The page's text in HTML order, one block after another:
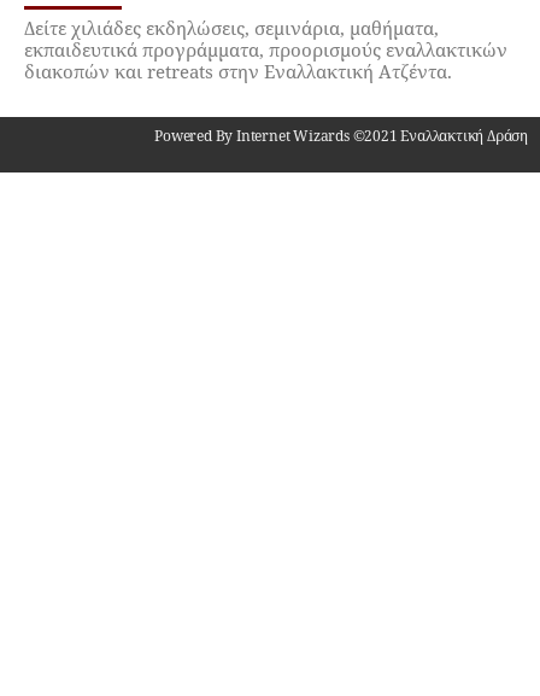
Δείτε χιλιάδες εκδηλώσεις, σεμινάρια, μαθήματα,
εκπαιδευτικά προγράμματα, προορισμούς εναλλακτικών
διακοπών και retreats στην Εναλλακτική Ατζέντα.
Powered By Internet Wizards ©2021 Εναλλακτική Δράση